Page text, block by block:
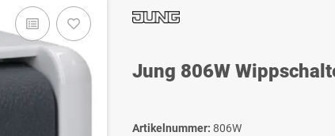
Jung 806W
Artikelnummer: 806W